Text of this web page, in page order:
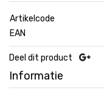
Artikelcode
EAN
Deel dit product
Informatie